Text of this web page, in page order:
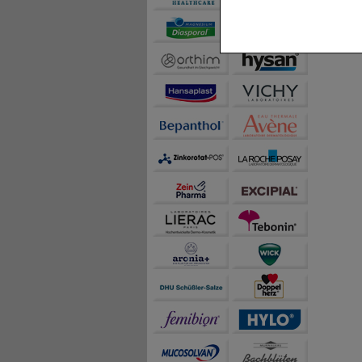
Diese
beispielsweise für
Inhalte anzuzeigen
Statistik & Tracking:
sammeln, mit deren
auch die Werbung
teilweise an Dritte wie